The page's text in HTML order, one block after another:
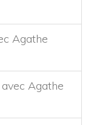
Agathe
Agathe